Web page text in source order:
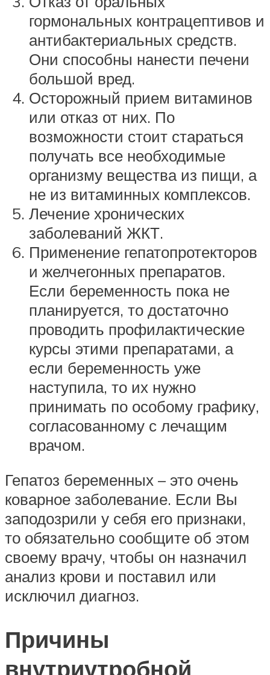
гормональных контрацептивов и
антибактериальных средств.
Они способны нанести печени
большой вред.
Осторожный прием витаминов
или отказ от них. По
возможности стоит стараться
получать все необходимые
организму вещества из пищи, а
не из витаминных комплексов.
Лечение хронических
заболеваний ЖКТ.
Применение гепатопротекторов
и желчегонных препаратов.
Если беременность пока не
планируется, то достаточно
проводить профилактические
курсы этими препаратами, а
если беременность уже
наступила, то их нужно
принимать по особому графику,
согласованному с лечащим
врачом.
Гепатоз беременных – это очень
коварное заболевание. Если Вы
заподозрили у себя его признаки,
то обязательно сообщите об этом
своему врачу, чтобы он назначил
анализ крови и поставил или
исключил диагноз.
Причины
внутриутробной